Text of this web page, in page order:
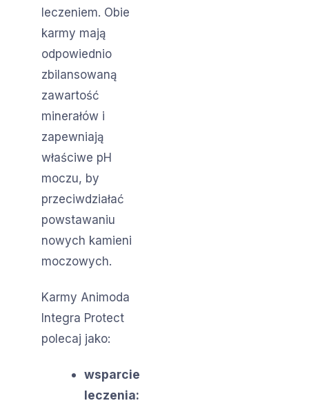
leczeniem. Obie
karmy mają
odpowiednio
zbilansowaną
zawartość
minerałów i
zapewniają
właściwe pH
moczu, by
przeciwdziałać
powstawaniu
nowych kamieni
moczowych.
Karmy Animoda
Integra Protect
polecaj jako:
wsparcie
leczenia: